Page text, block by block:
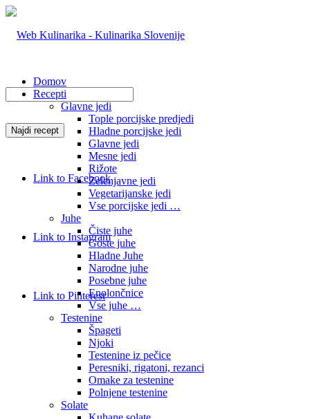
Link to Facebook
Link to Instagram
Link to Pinterest
Domov
Recepti
Glavne jedi
Tople porcijske predjedi
Hladne porcijske jedi
Glavne jedi
Mesne jedi
Rižote
Zelenjavne jedi
Vegetarijanske jedi
Vse porcijske jedi …
Juhe
Čiste juhe
Goste juhe
Hladne Juhe
Narodne juhe
Posebne juhe
Enolončnice
Vse juhe …
Testenine
Špageti
Njoki
Testenine iz pečice
Peresniki, rigatoni, rezanci
Omake za testenine
Polnjene testenine
Solate